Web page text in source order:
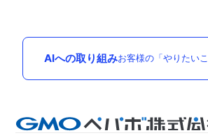
AIへの取り組みお客様の「やりたい